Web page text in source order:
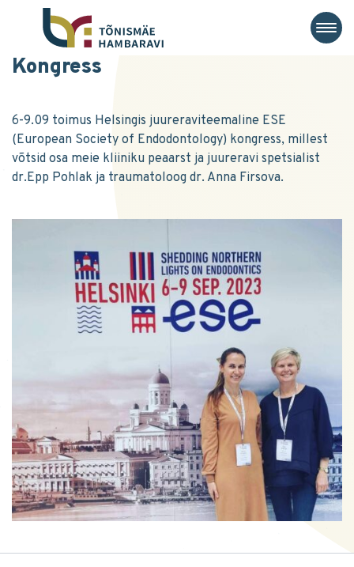
Kongress
6-9.09 toimus Helsingis juureraviteemaline ESE
(European Society of Endodontology) kongress, millest
võtsid osa meie kliiniku peaarst ja juureravi spetsialist
dr.Epp Pohlak ja traumatoloog dr. Anna Firsova.